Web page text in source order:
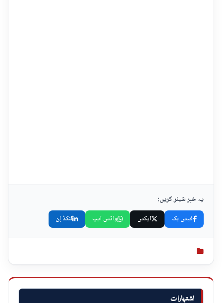
اشتہارات
یہ خبر شیئر کریں:
فیس بک ایکس واٹس ایپ لنکڈ اِن